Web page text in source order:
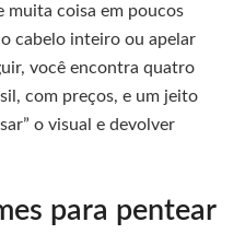
muita coisa em poucos
cabelo inteiro ou apelar
você encontra quatro
com preços, e um jeito
o visual e devolver
para pentear